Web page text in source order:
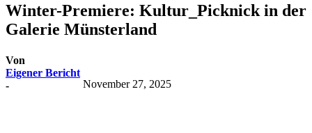
Winter-Premiere: Kultur_Picknick in der
Galerie Münsterland
Von
Eigener Bericht
-
November 27, 2025